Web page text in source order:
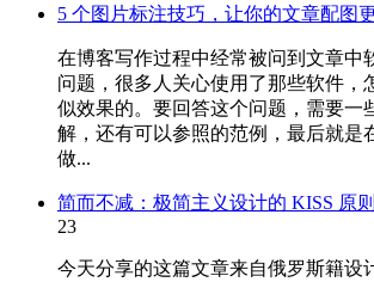
5 个图片标注技巧，让你的文章配图
在博客写作过程中经常被问到文章中
问题，很多人关心使用了那些软件，
似效果的。要回答这个问题，需要一
解，还有可以参照的范例，最后就是
做...
简而不减：极简主义设计的 KISS 原
23
今天分享的这篇文章来自俄罗斯籍设